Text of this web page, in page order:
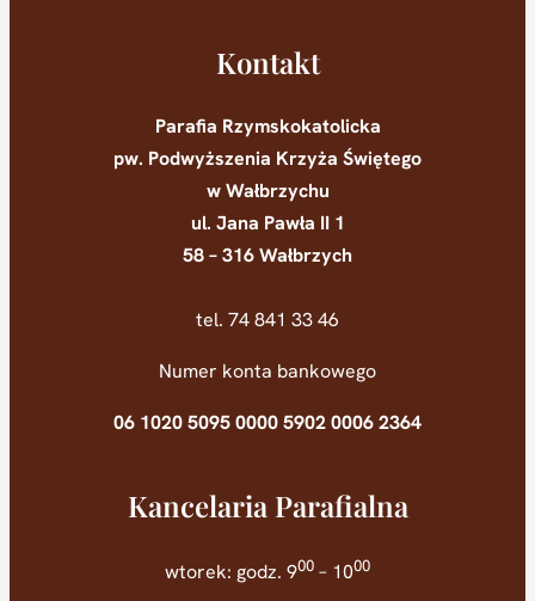
Kontakt
Parafia Rzymskokatolicka
pw. Podwyższenia Krzyża Świętego
w Wałbrzychu
ul. Jana Pawła II 1
58 – 316 Wałbrzych
tel. 74 841 33 46
Numer konta bankowego
06 1020 5095 0000 5902 0006 2364
Kancelaria Parafialna
wtorek: godz. 900 – 1000